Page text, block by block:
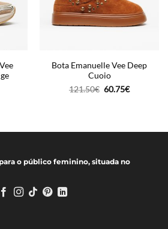
Bota Emanuelle Vee Deep
Cuoio
121.50€ O
60.75€O
o público feminino, situada no